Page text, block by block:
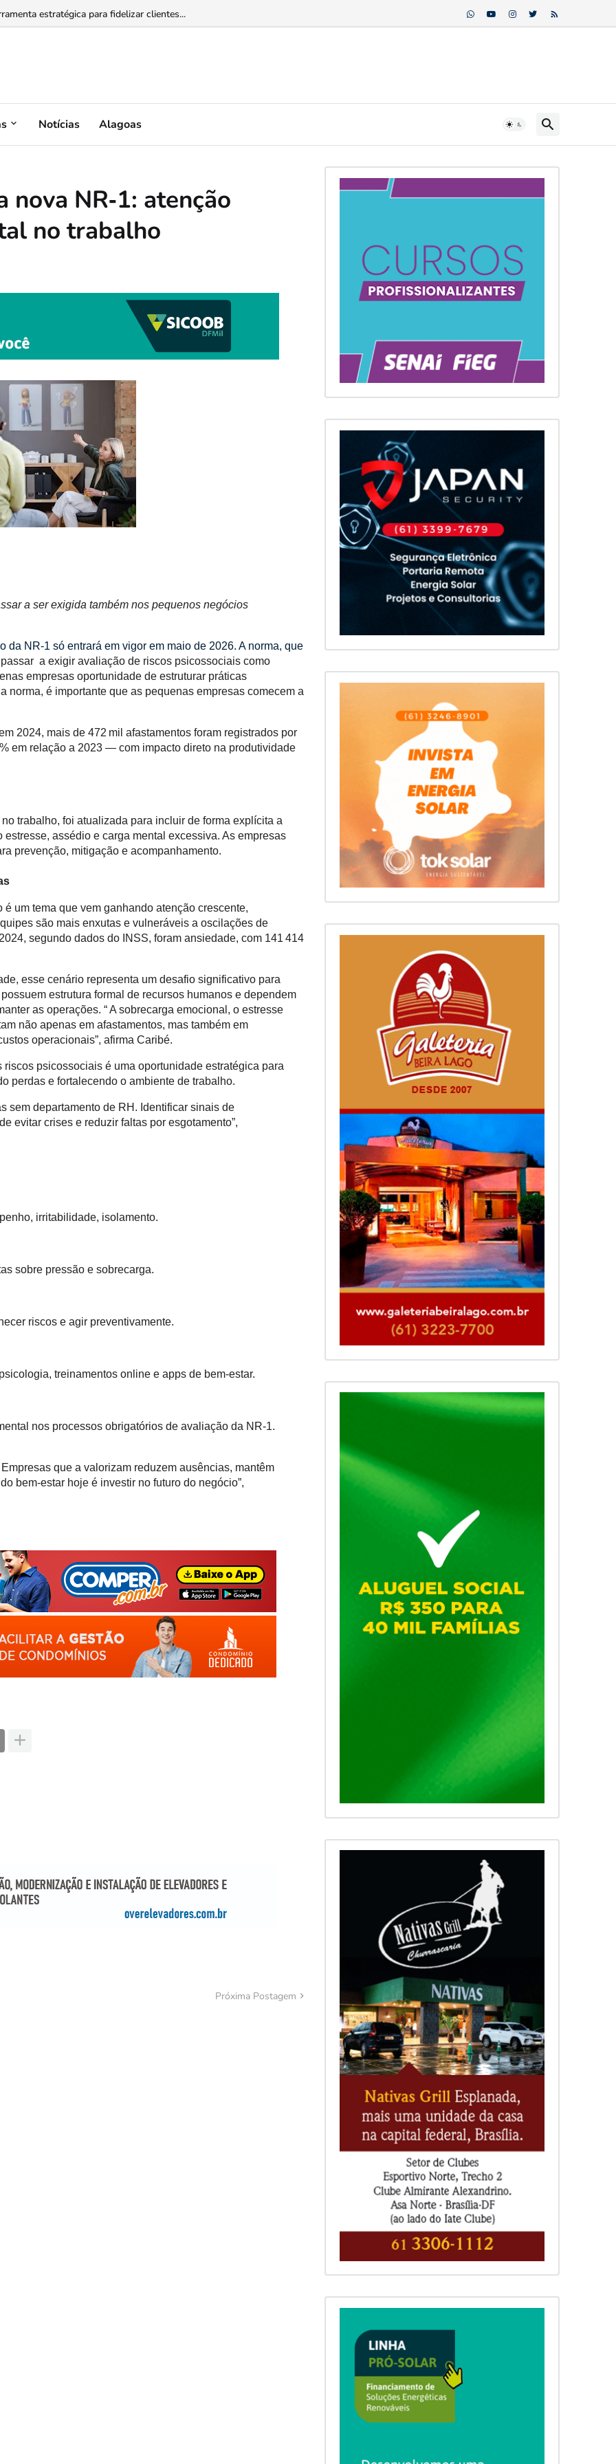
consumo, benefícios e cobranças da conta de energia...
Notícias Alagoas
nova NR‑1: atenção
no trabalho
a ser exigida também nos pequenos negócios
NR-1 só entrará em vigor em maio de 2026. A norma, que
a exigir avaliação de riscos psicossociais como
empresas oportunidade de estruturar práticas
norma, é importante que as pequenas empresas comecem a
2024, mais de 472 mil afastamentos foram registrados por
em relação a 2023 — com impacto direto na produtividade
trabalho, foi atualizada para incluir de forma explícita a
assédio e carga mental excessiva. As empresas
prevenção, mitigação e acompanhamento.
um tema que vem ganhando atenção crescente,
são mais enxutas e vulneráveis a oscilações de
segundo dados do INSS, foram ansiedade, com 141 414
esse cenário representa um desafio significativo para
estrutura formal de recursos humanos e dependem
as operações. “ A sobrecarga emocional, o estresse
não apenas em afastamentos, mas também em
operacionais”, afirma Caribé.
psicossociais é uma oportunidade estratégica para
perdas e fortalecendo o ambiente de trabalho.
sem departamento de RH. Identificar sinais de
evitar crises e reduzir faltas por esgotamento”,
irritabilidade, isolamento.
sobre pressão e sobrecarga.
riscos e agir preventivamente.
treinamentos online e apps de bem‑estar.
nos processos obrigatórios de avaliação da NR‑1.
que a valorizam reduzem ausências, mantêm
bem‑estar hoje é investir no futuro do negócio”,
Próxima Postagem